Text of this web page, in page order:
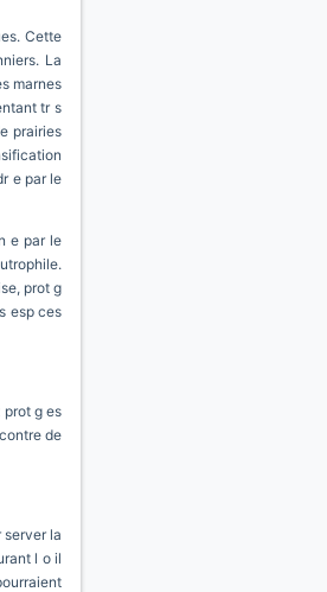
Cette
La
marnes
tr s
prairies
e par le
e par le
prot g
esp ces
prot g es
de
la
l o il